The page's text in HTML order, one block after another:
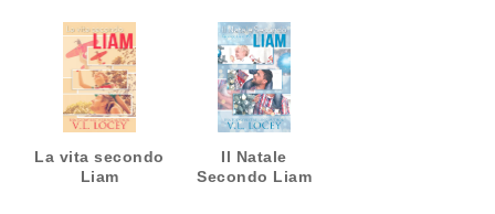
La vita secondo
Liam
Il Natale
Secondo Liam